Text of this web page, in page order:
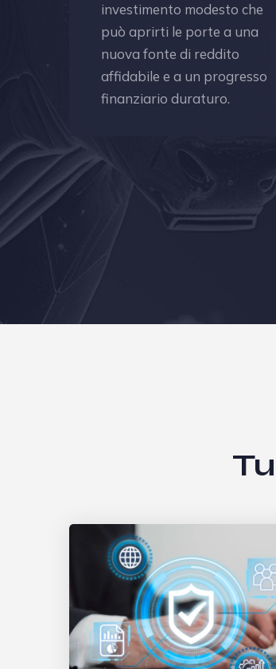
investimento modesto che
può aprirti le porte a una
nuova fonte di reddito
affidabile e a un progresso
finanziario duraturo.